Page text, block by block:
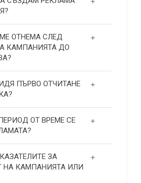
ОТНЕМА СЛЕД
КАМПАНИЯТА ДО
ПЪРВО ОТЧИТАНЕ
ОТ ВРЕМЕ СЕ
ЗА
НА КАМПАНИЯТА ИЛИ